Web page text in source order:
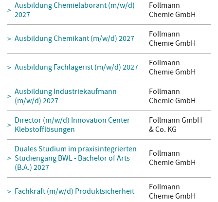
Ausbildung Chemielaborant (m/w/d)
2027
Follmann
Chemie GmbH
Ausbildung Chemikant (m/w/d) 2027
Follmann
Chemie GmbH
Ausbildung Fachlagerist (m/w/d) 2027
Follmann
Chemie GmbH
Ausbildung Industriekaufmann
(m/w/d) 2027
Follmann
Chemie GmbH
Director (m/w/d) Innovation Center
Klebstofflösungen
Follmann GmbH
& Co. KG
Duales Studium im praxisintegrierten
Studiengang BWL - Bachelor of Arts
(B.A.) 2027
Follmann
Chemie GmbH
Fachkraft (m/w/d) Produktsicherheit
Follmann
Chemie GmbH